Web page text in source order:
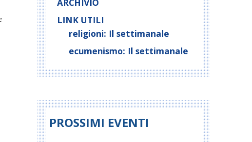
ARCHIVIO
LINK UTILI
religioni: Il settimanale
ecumenismo: Il settimanale
PROSSIMI EVENTI